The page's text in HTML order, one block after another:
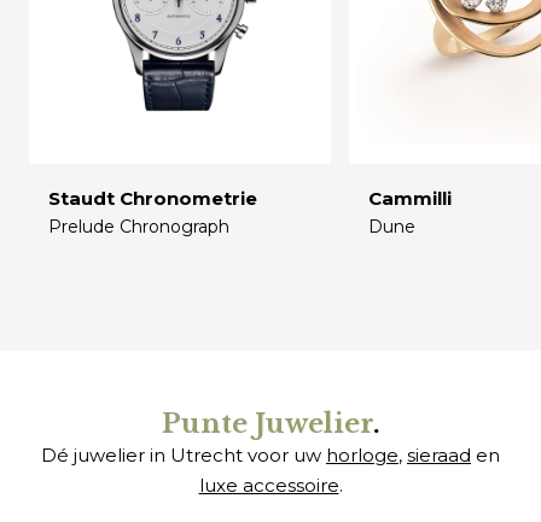
Staudt Chronometrie
Prelude Chronograph
Cammilli
Dune
Punte Juwelier.
Dé juwelier in Utrecht voor uw horloge, sieraad en
luxe accessoire.